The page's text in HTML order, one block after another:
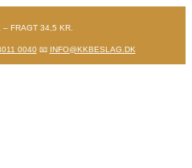
FRAGT 34,5 KR.
0040📧 INFO@KKBESLAG.DK